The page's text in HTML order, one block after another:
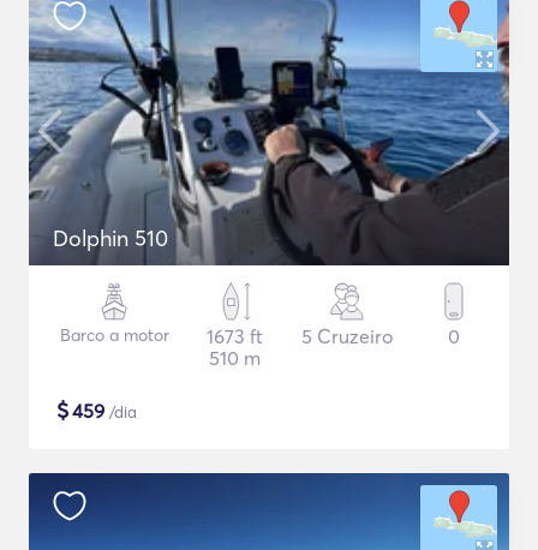
Dolphin 510
Barco a motor
1673 ft
510 m
5 Cruzeiro 0
$459 /dia